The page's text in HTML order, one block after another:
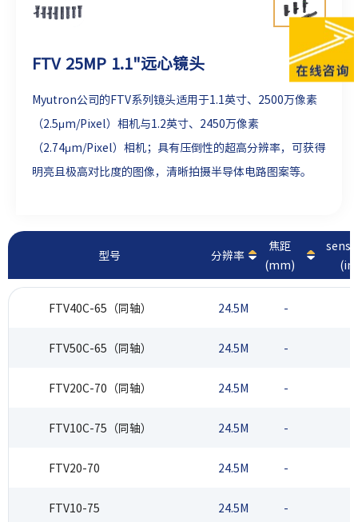
FTV 25MP 1.1"远心镜头
Myutron公司的FTV系列镜头适用于1.1英寸、2500万像素
（2.5μm/Pixel）相机与1.2英寸、 2450万像素
（2.74μm/Pixel）相机；具有压倒性的超高分辨率，可获得
明亮且极高对比度的图像，清晰拍摄半导体电路图案等。
型号 分辨率
焦距
(mm)
FTV40C-65（同轴） 24.5M -
FTV50C-65（同轴） 24.5M -
FTV20C-70（同轴） 24.5M -
FTV10C-75（同轴） 24.5M -
FTV20-70 24.5M -
FTV10-75 24.5M -